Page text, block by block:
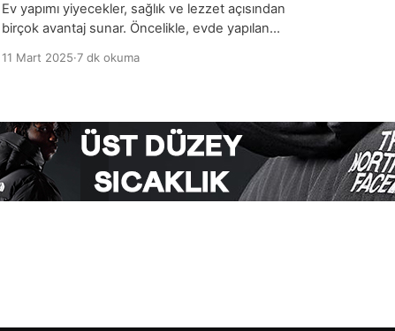
Ev yapımı yiyecekler, sağlık ve lezzet açısından
birçok avantaj sunar. Öncelikle, evde yapılan
yemeklerde veya dışarıda satılan yiyeceklerde
yemek yapmak, malzemelerin kontrolünü tamamen
elinizde tutmanızı sağlar. Taze sebzeler, organik
ürünler ve sağlıklı yağlar kullanarak, […]
11 Mart 2025·7 dk okuma